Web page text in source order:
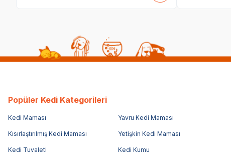
Popüler Kedi Kategorileri
Kedi Maması Yavru Kedi Maması
Kısırlaştırılmış Kedi Maması Yetişkin Kedi Maması
Kedi Tuvaleti Kedi Kumu